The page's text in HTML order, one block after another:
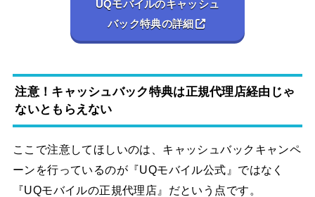
UQモバイルのキャッシュ
バック特典の詳細
注意！キャッシュバック特典は正規代理店経由じゃ
ないともらえない
ここで注意してほしいのは、キャッシュバックキャンペ
ーンを行っているのが『UQモバイル公式』ではなく
『UQモバイルの正規代理店』だという点です。